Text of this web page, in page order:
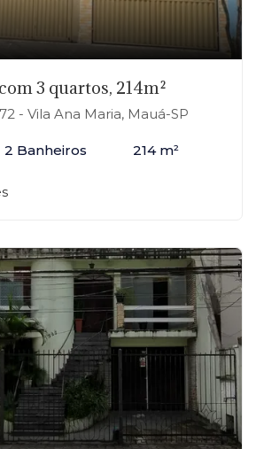
3 quartos, 214m²
- Vila Ana Maria, Mauá-SP
2 Banheiros 214 m²